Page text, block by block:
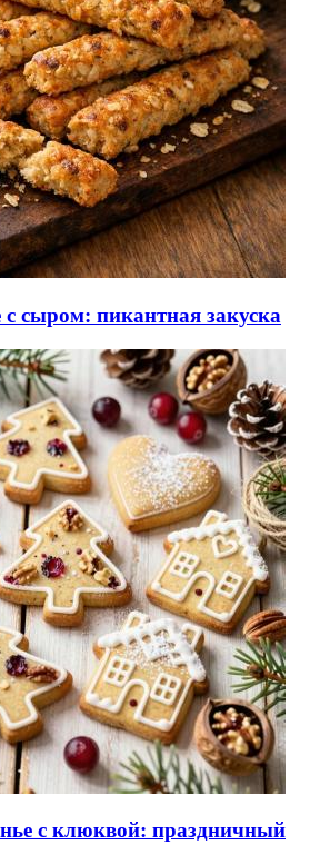
с сыром: пикантная закуска
с клюквой: праздничный